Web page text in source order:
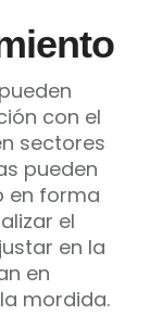
con el
sectores
pueden
en forma
el
en la
en
mordida.